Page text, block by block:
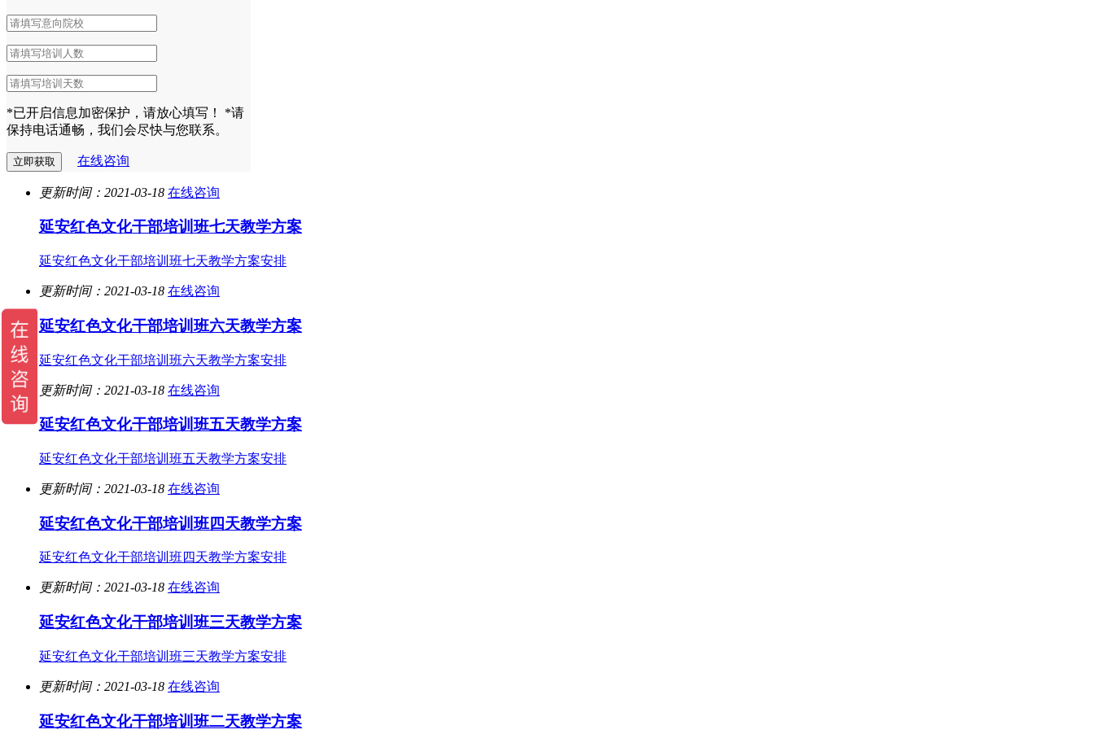
*已开启信息加密保护，请放心填写！
*请
保持电话通畅，我们会尽快与您联系。
在线咨询
更新时间：2021-03-18 在线咨询
延安红色文化干部培训班七天教学方案
延安红色文化干部培训班七天教学方案安排
更新时间：2021-03-18 在线咨询
延安红色文化干部培训班六天教学方案
延安红色文化干部培训班六天教学方案安排
更新时间：2021-03-18 在线咨询
延安红色文化干部培训班五天教学方案
延安红色文化干部培训班五天教学方案安排
更新时间：2021-03-18 在线咨询
延安红色文化干部培训班四天教学方案
延安红色文化干部培训班四天教学方案安排
更新时间：2021-03-18 在线咨询
延安红色文化干部培训班三天教学方案
延安红色文化干部培训班三天教学方案安排
更新时间：2021-03-18 在线咨询
延安红色文化干部培训班二天教学方案